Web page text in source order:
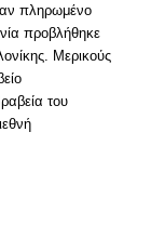
πληρωμένο
προβλήθηκε
Μερικούς
του